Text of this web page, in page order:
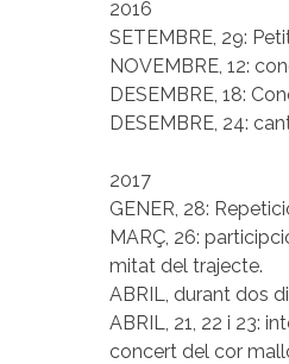
2016
SETEMBRE, 29:
NOVEMBRE, 12:
DESEMBRE, 18:
DESEMBRE, 24:
2017
GENER, 28:
MARÇ, 26:
mitat del trajecte.
ABRIL, durant dos
ABRIL, 21, 22 i 23:
concert del cor